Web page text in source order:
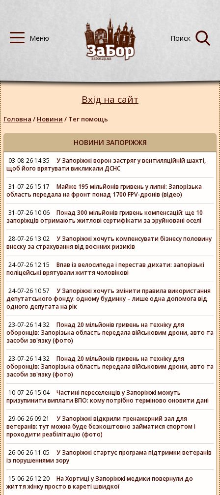
Вхід на сайт
Головна / Новини / Тег помощь
НОВИНИ ЗАПОРІЖЖЯ
03-08-26 14:35
У Запоріжжі ворон застряг у вентиляційній шахті,
щоб його врятувати викликали ДСНС
31-07-26 15:17
Майже 195 мільйонів гривень у липні: Запорізька
область передала на фронт понад 1700 FPV-дронів (відео)
31-07-26 10:06
Понад 300 мільйонів гривень компенсацій: ще 10
запоріжців отримають житлові сертифікати за зруйновані оселі
28-07-26 13:02
У Запоріжжі хочуть компенсувати бізнесу половину
внеску за страхування від воєнних ризиків
24-07-26 12:15
Впав із велосипеда і перестав дихати: запорізькі
поліцейські врятували життя чоловікові
24-07-26 10:57
У Запоріжжі хочуть змінити правила використання
депутатського фонду: одному будинку – лише одна допомога від
одного депутата на рік
23-07-26 14:32
Понад 20 мільйонів гривень на техніку для
оборонців: Запорізька область передала військовим дрони, авто та
засоби зв'язку (фото)
23-07-26 14:32
Понад 20 мільйонів гривень на техніку для
оборонців: Запорізька область передала військовим дрони, авто та
засоби зв'язку (фото)
10-07-26 15:04
Частині переселенців у Запоріжжі можуть
призупинити виплати ВПО: кому потрібно терміново оновити дані
29-06-26 09:21
У Запоріжжі відкрили тренажерний зал для
ветеранів: тут можна буде безкоштовно займатися спортом і
проходити реабілітацію (фото)
26-06-26 11:05
У Запоріжжі стартує програма підтримки ветеранів
із порушеннями зору
15-06-26 12:20
На Хортиці у Запоріжжі медики повернули до
життя жінку просто в кареті швидкої